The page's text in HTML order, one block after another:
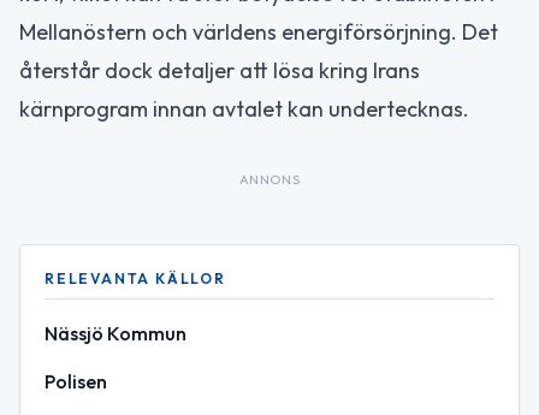
Mellanöstern och världens energiförsörjning. Det
återstår dock detaljer att lösa kring Irans
kärnprogram innan avtalet kan undertecknas.
ANNONS
RELEVANTA KÄLLOR
Nässjö Kommun
Polisen